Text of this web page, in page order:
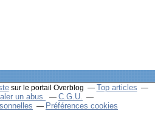
sur le portail Overblog
Top articles
un abus
C.G.U.
Préférences cookies